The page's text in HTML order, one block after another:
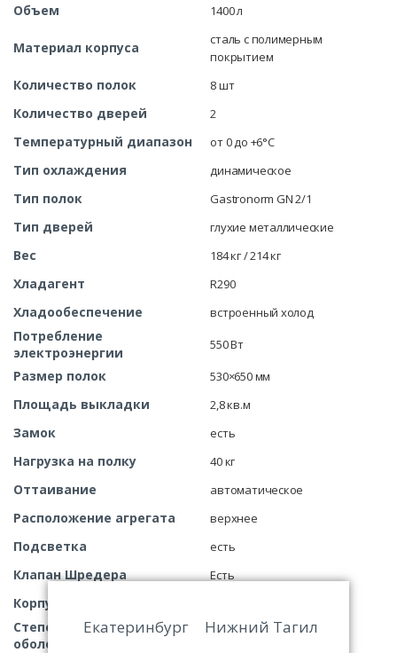
Объем 1400 л
Материал корпуса
сталь с полимерным
покрытием
Количество полок 8 шт
Количество дверей 2
Температурный диапазон от 0 до +6°C
Тип охлаждения динамическое
Тип полок Gastronorm GN 2/1
Тип дверей глухие металлические
Вес 184 кг / 214 кг
Хладагент R290
Хладообеспечение встроенный холод
Потребление
электроэнергии
550 Вт
Размер полок 530×650 мм
Площадь выкладки 2,8 кв.м
Замок есть
Нагрузка на полку 40 кг
Оттаивание автоматическое
Расположение агрегата верхнее
Подсветка есть
Клапан Шредера Есть
Корпус
Степень защитной
оболочки
20 N
Екатеринбург
Нижний Тагил